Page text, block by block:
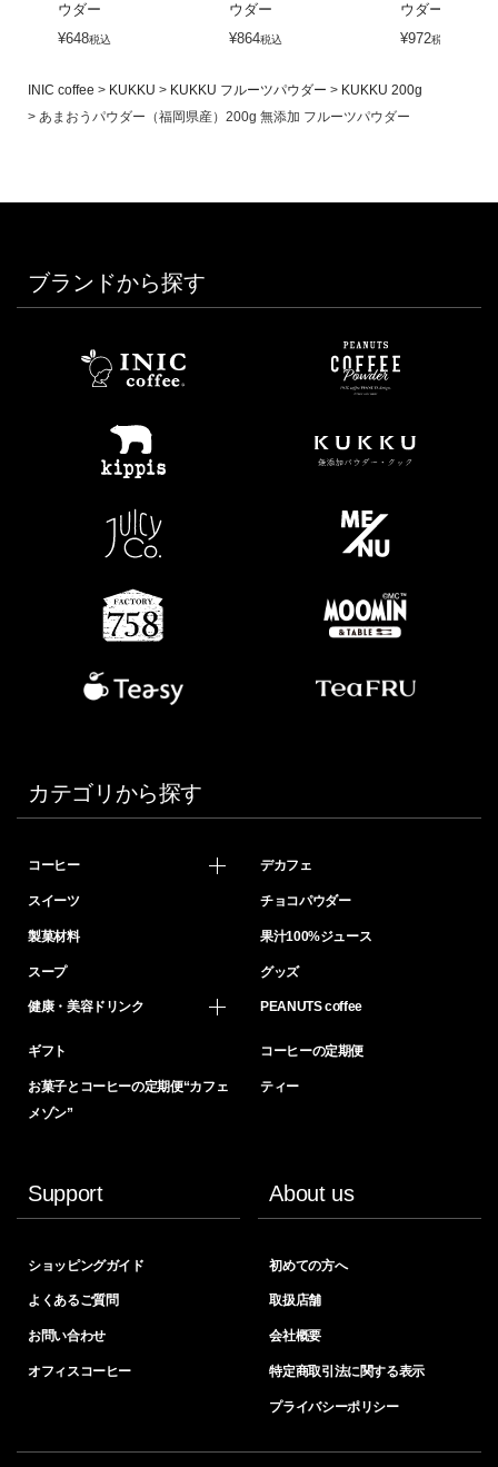
ウダー
¥648税込
ウダー
¥864税込
ウダー
¥972税込
INIC coffee KUKKU KUKKU フルーツパウダー
KUKKU 200g
あまおうパウダー（福岡県産）200g 無添加 フルーツパウダー
ブランドから探す
カテゴリから探す
コーヒー デカフェ
スイーツ チョコパウダー
製菓材料 果汁100%ジュース
スープ グッズ
健康・美容ドリンク PEANUTS coffee
ギフト コーヒーの定期便
お菓子とコーヒーの定期便“カフェ
メゾン”
ティー
Support
ショッピングガイド
よくあるご質問
お問い合わせ
オフィスコーヒー
About us
初めての方へ
取扱店舗
会社概要
特定商取引法に関する表示
プライバシーポリシー